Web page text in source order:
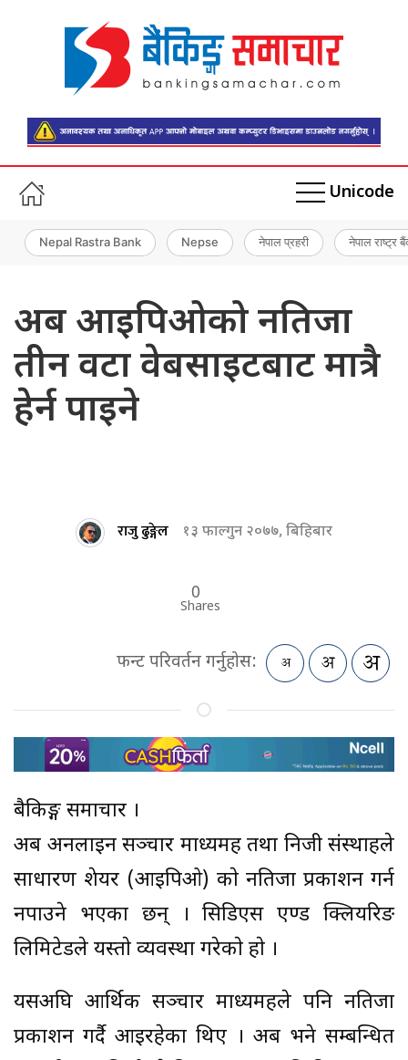
Unicode
Nepal Rastra Bank Nepse नेपाल प्रहरी नेपाल राष्ट्र
अब आइपिओको नतिजा
तीन वटा वेबसाइटबाट मात्रै
हेर्न पाइने
राजु ढुङ्गेल १३ फाल्गुन २०७७, बिहिबार
0
Shares
फन्ट परिवर्तन गर्नुहोस:
बैकिङ्ग समाचार ।
अब अनलाइन सञ्चार माध्यमहरू तथा निजी संस्थाहरूले
साधारण शेयर (आइपिओ) काे नतिजा प्रकाशन गर्न
नपाउने भएका छन् । सिडिएस एण्ड क्लियरिङ
लिमिटेडले यस्ताे व्यवस्था गरेकाे हाे ।
यसअघि आर्थिक सञ्चार माध्यमहरूले पनि नतिजा
प्रकाशन गर्दै आइरहेका थिए । अब भने सम्बन्धित